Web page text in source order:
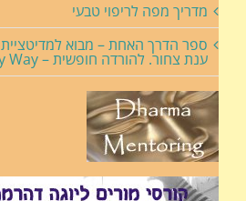
מדריך מפה לריפוי טבעי
ספר הדרך האחת – מבוא
ענת צחור. להורדה חופשית – The Only Way.